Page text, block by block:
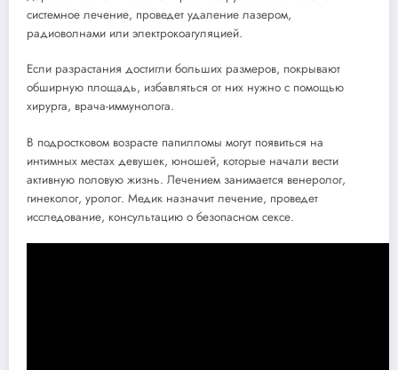
системное лечение, проведет удаление лазером,
радиоволнами или электрокоагуляцией.
Если разрастания достигли больших размеров, покрывают
обширную площадь, избавляться от них нужно с помощью
хирурга, врача-иммунолога.
В подростковом возрасте папилломы могут появиться на
интимных местах девушек, юношей, которые начали вести
активную половую жизнь. Лечением занимается венеролог,
гинеколог, уролог. Медик назначит лечение, проведет
исследование, консультацию о безопасном сексе.